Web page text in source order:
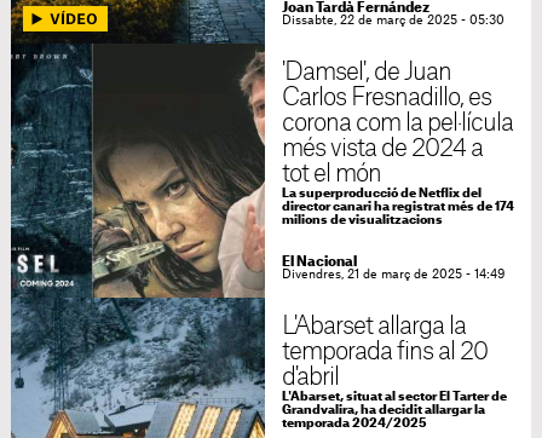
Joan Tardà Fernández
Dissabte, 22 de març de 2025 - 05:30
'Damsel', de Juan
Carlos Fresnadillo, es
corona com la pel·lícula
més vista de 2024 a
tot el món
La superproducció de Netflix del
director canari ha registrat més de 174
milions de visualitzacions
El Nacional
Divendres, 21 de març de 2025 - 14:49
L'Abarset allarga la
temporada fins al 20
d'abril
L'Abarset, situat al sector El Tarter de
Grandvalira, ha decidit allargar la
temporada 2024/2025